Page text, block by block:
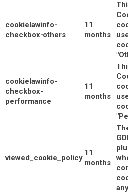
cookielawinfo-
checkbox-others
11
months
cookielawinfo-
checkbox-
performance
11
months
viewed_cookie_policy
11
months